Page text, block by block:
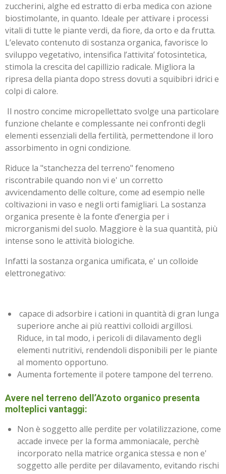
zuccherini, alghe ed estratto di erba medica con azione
biostimolante, in quanto. Ideale per attivare i processi
vitali di tutte le piante verdi, da fiore, da orto e da frutta.
L’elevato contenuto di sostanza organica, favorisce lo
sviluppo vegetativo, intensifica l’attivita’ fotosintetica,
stimola la crescita del capillizio radicale. Migliora la
ripresa della pianta dopo stress dovuti a squibibri idrici e
colpi di calore.
Il nostro concime micropellettato svolge una particolare
funzione chelante e complessante nei confronti degli
elementi essenziali della fertilità, permettendone il loro
assorbimento in ogni condizione.
Riduce la "stanchezza del terreno" fenomeno
riscontrabile quando non vi e' un corretto
avvicendamento delle colture, come ad esempio nelle
coltivazioni in vaso e negli orti famigliari. La sostanza
organica presente è la fonte d’energia per i
microrganismi del suolo. Maggiore è la sua quantità, più
intense sono le attività biologiche.
Infatti la sostanza organica umificata, e' un colloide
elettronegativo:
capace di adsorbire i cationi in quantità di gran lunga
superiore anche ai più reattivi colloidi argillosi.
Riduce, in tal modo, i pericoli di dilavamento degli
elementi nutritivi, rendendoli disponibili per le piante
al momento opportuno.
Aumenta fortemente il potere tampone del terreno.
Avere nel terreno dell’Azoto organico presenta
molteplici vantaggi:
Non è soggetto alle perdite per volatilizzazione, come
accade invece per la forma ammoniacale, perchè
incorporato nella matrice organica stessa e non e'
soggetto alle perdite per dilavamento, evitando rischi